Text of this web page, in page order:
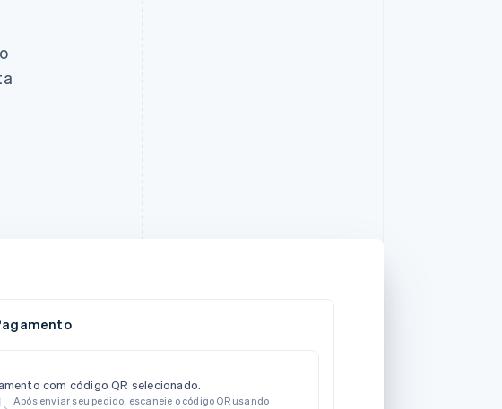
com código QR selecionado.
Após enviar seu pedido, escaneie o código QR usando